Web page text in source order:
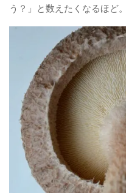
う？」と数えたくなるほど。